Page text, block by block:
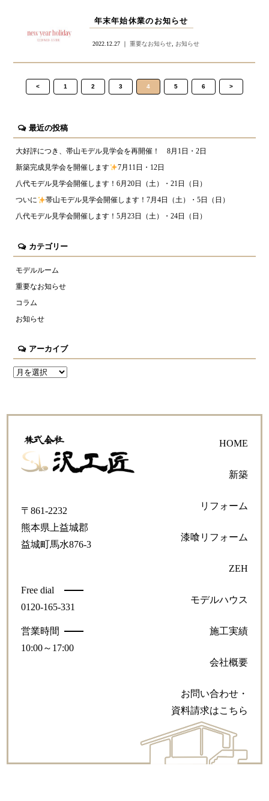
年末年始休業のお知らせ
2022.12.27 ｜ 重要なお知らせ, お知らせ
< 1 2 3 4 5 6 >
最近の投稿
大好評につき、帯山モデル見学会を再開催！ 8月1日・2日
新築完成見学会を開催します 7月11日・12日
八代モデル見学会開催します！6月20日（土）・21日（日）
ついに 帯山モデル見学会開催します！7月4日（土）・5日（日）
八代モデル見学会開催します！5月23日（土）・24日（日）
カテゴリー
モデルルーム
重要なお知らせ
コラム
お知らせ
アーカイブ
〒861-2232
熊本県上益城郡
益城町馬水876-3
Free dial
0120-165-331
営業時間
10:00～17:00
HOME
新築
リフォーム
漆喰リフォーム
ZEH
モデルハウス
施工実績
会社概要
お問い合わせ・
資料請求はこちら